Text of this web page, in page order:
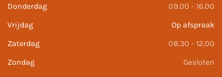
Donderdag
09.00 - 16.00
Vrijdag
Op afspraak
Zaterdag
08.30 - 12.00
Zondag
Gesloten